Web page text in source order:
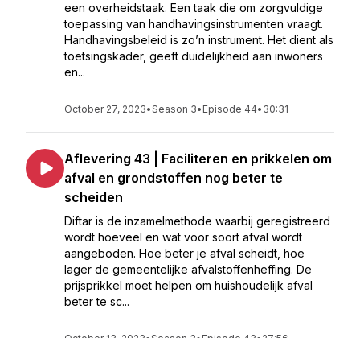
een overheidstaak. Een taak die om zorgvuldige
toepassing van handhavingsinstrumenten vraagt.
Handhavingsbeleid is zo’n instrument. Het dient als
toetsingskader, geeft duidelijkheid aan inwoners
en...
October 27, 2023•Season 3• Episode 44• 30:31
Aflevering 43 | Faciliteren en prikkelen om
afval en grondstoffen nog beter te
scheiden
Diftar is de inzamelmethode waarbij geregistreerd
wordt hoeveel en wat voor soort afval wordt
aangeboden. Hoe beter je afval scheidt, hoe
lager de gemeentelijke afvalstoffenheffing. De
prijsprikkel moet helpen om huishoudelijk afval
beter te sc...